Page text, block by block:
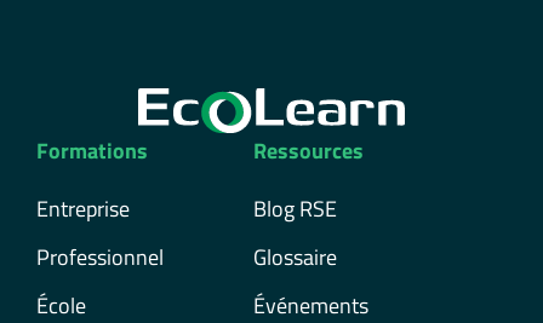
Formations
Entreprise
Professionnel
École
Ressources
Blog RSE
Glossaire
Événements